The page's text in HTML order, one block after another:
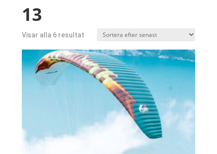
13
Visar alla 6 resultatSortera
efter
senaste